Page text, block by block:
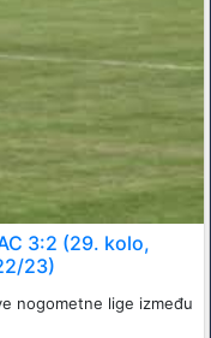
3:2 (29. kolo,
23)
nogometne lige između